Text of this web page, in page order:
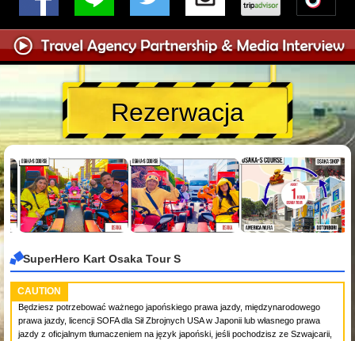
Rezerwacja
SuperHero Kart Osaka Tour S
CAUTION
Będziesz potrzebować ważnego japońskiego prawa jazdy, międzynarodowego
prawa jazdy, licencji SOFA dla Sił Zbrojnych USA w Japonii lub własnego prawa
jazdy z oficjalnym tłumaczeniem na język japoński, jeśli pochodzisz ze Szwajcarii,